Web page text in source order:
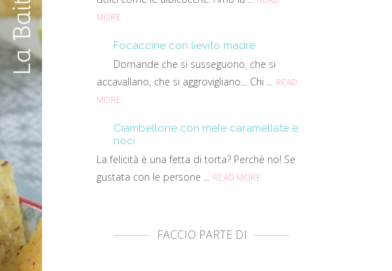
MORE
Focaccine con lievito madre
Domande che si susseguono, che si
accavallano, che si aggrovigliano... Chi ... READ
MORE
Ciambellone con mele caramellate e
noci
La felicità è una fetta di torta? Perchè no! Se
gustata con le persone ... READ MORE
FACCIO PARTE DI